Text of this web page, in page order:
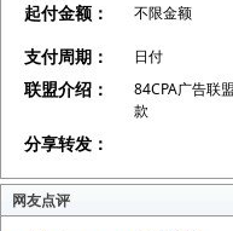
起付金额： 不限金额
支付周期： 日付
联盟介绍：
84CPA广告联
款
分享转发：
网友点评